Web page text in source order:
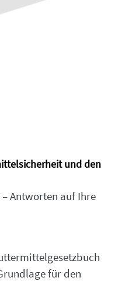
und den
Antworten auf Ihre
für den